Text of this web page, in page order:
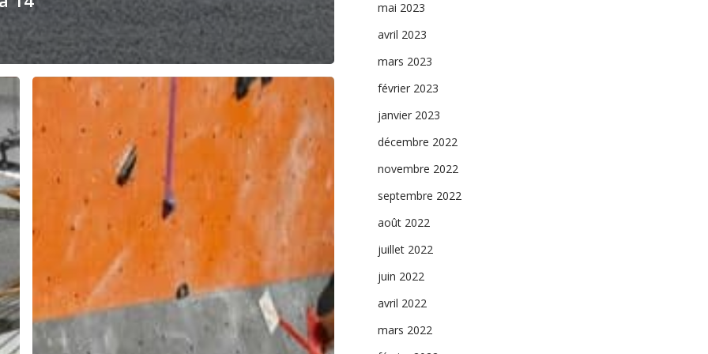
mai 2023
avril 2023
mars 2023
février 2023
janvier 2023
décembre 2022
novembre 2022
septembre 2022
août 2022
juillet 2022
juin 2022
avril 2022
mars 2022